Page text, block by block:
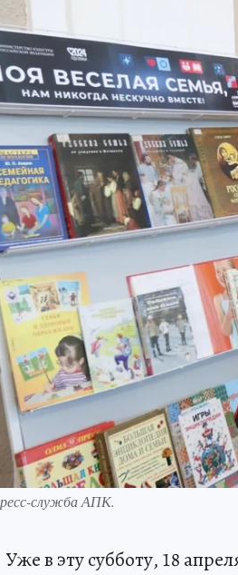
служба АПК.
Уже в эту субботу, 18